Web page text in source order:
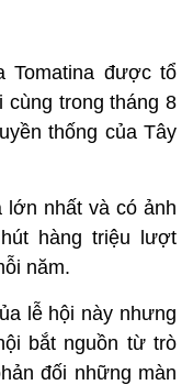
Tomatina được tổ
trong tháng 8
thống của Tây
nhất và có ảnh
hàng triệu lượt
năm.
lễ hội này nhưng
bắt nguồn từ trò
đối những màn